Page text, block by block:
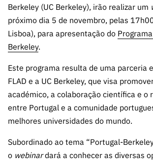
s
Berkeley (UC Berkeley), irão realizar um
próximo dia 5 de novembro, pelas
Lisboa), para apresentação do
Berkeley.
Este programa resulta de uma parceria
FLAD e a UC Berkeley, que visa
académico, a colaboração científica e o
entre Portugal e a comunidade
melhores universidades do mundo.
Subordinado ao tema “Portugal-
o webinardará a conhecer as diversas